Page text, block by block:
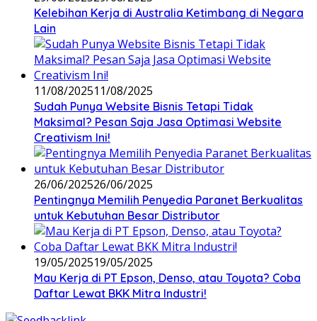
Kelebihan Kerja di Australia Ketimbang di Negara
Lain
11/08/202511/08/2025
Sudah Punya Website Bisnis Tetapi Tidak
Maksimal? Pesan Saja Jasa Optimasi Website
Creativism Ini!
26/06/202526/06/2025
Pentingnya Memilih Penyedia Paranet Berkualitas
untuk Kebutuhan Besar Distributor
19/05/202519/05/2025
Mau Kerja di PT Epson, Denso, atau Toyota? Coba
Daftar Lewat BKK Mitra Industri!